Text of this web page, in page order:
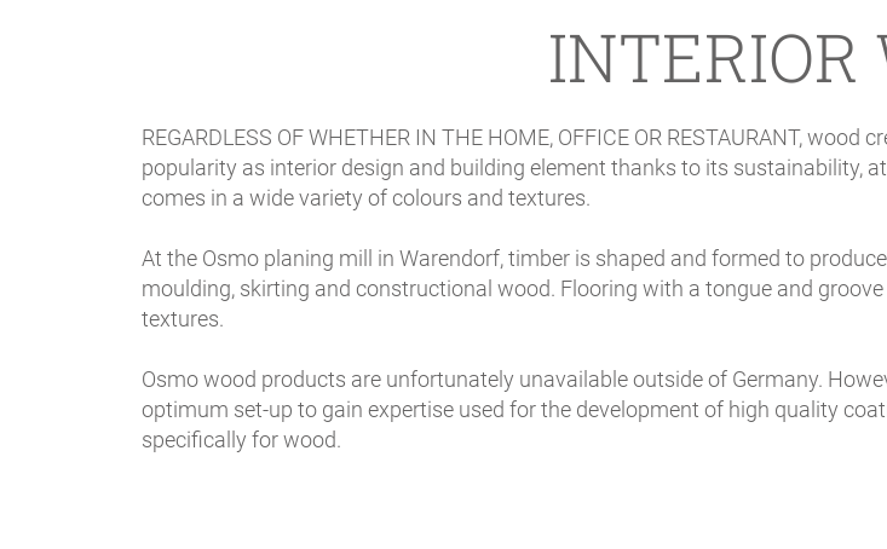
INTERIOR
REGARDLESS OF WHETHER IN THE HOME, OFFICE OR RESTAURANT,wood
popularity as interior design and building element thanks to its sustainability,
comes in a wide variety of colours and textures.
At the Osmo planing mill in Warendorf, timber is shaped and formed to
moulding, skirting and constructional wood. Flooring with a tongue and
textures.
Osmo wood products are unfortunately unavailable outside of Germany.
optimum set-up to gain expertise used for the development of high quality
specifically for wood.